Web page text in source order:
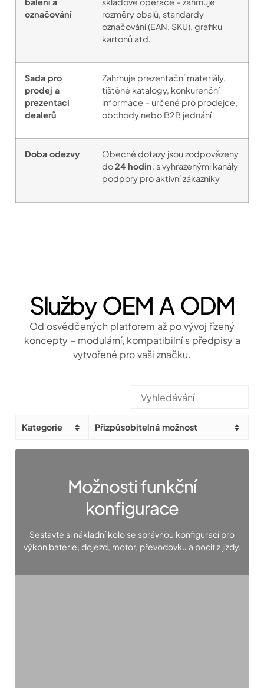
označování
rozměry obalů, standardy
označování (EAN, SKU), grafiku
kartonů atd.
Sada pro
prodej a
prezentaci
dealerů
Zahrnuje prezentační materiály,
tištěné katalogy, konkurenční
informace – určené pro prodejce,
obchody nebo B2B jednání
Doba odezvy
Obecné dotazy jsou zodpovězeny
do24 hodin, s vyhrazenými kanály
podpory pro aktivní zákazníky
Služby OEM A ODM
Od osvědčených platforem až po vývoj řízený
koncepty – modulární, kompatibilní s předpisy a
vytvořené pro vaši značku.
Možnosti funkční
konfigurace
Sestavte si nákladní kolo se správnou konfigurací pro
výkon baterie, dojezd, motor, převodovku a pocit z jízdy.
Kategorie Přizpůsobitelná možnost